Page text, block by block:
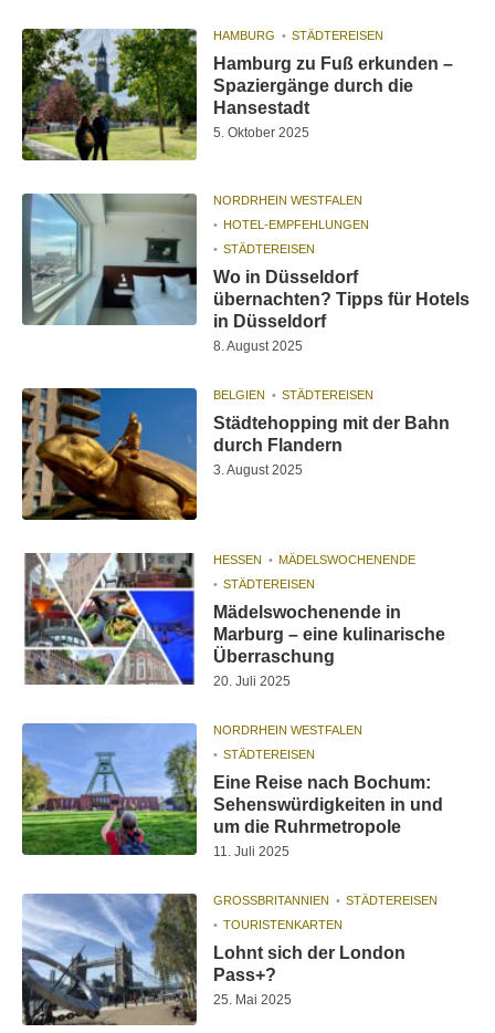
HAMBURG STÄDTEREISEN
Hamburg zu Fuß erkunden –
Spaziergänge durch die
Hansestadt
5. Oktober 2025
NORDRHEIN WESTFALEN
HOTEL-EMPFEHLUNGEN
STÄDTEREISEN
Wo in Düsseldorf
übernachten? Tipps für Hotels
in Düsseldorf
8. August 2025
BELGIEN STÄDTEREISEN
Städtehopping mit der Bahn
durch Flandern
3. August 2025
HESSEN
MÄDELSWOCHENENDE
STÄDTEREISEN
Mädelswochenende in
Marburg – eine kulinarische
Überraschung
20. Juli 2025
NORDRHEIN WESTFALEN
STÄDTEREISEN
Eine Reise nach Bochum:
Sehenswürdigkeiten in und
um die Ruhrmetropole
11. Juli 2025
GROSSBRITANNIEN
STÄDTEREISEN
TOURISTENKARTEN
Lohnt sich der London
Pass+?
25. Mai 2025